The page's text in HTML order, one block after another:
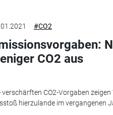
#CO2
CO2 aus
verschärften CO2-Vorgaben
hierzulande im vergangenen